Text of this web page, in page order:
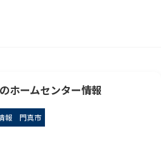
ホームセンター情報
報 門真市